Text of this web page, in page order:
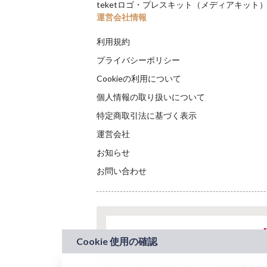
teketロゴ・プレスキット（メディアキット）
運営会社情報
利用規約
プライバシーポリシー
Cookieの利用について
個人情報の取り扱いについて
特定商取引法に基づく表示
運営会社
お知らせ
お問い合わせ